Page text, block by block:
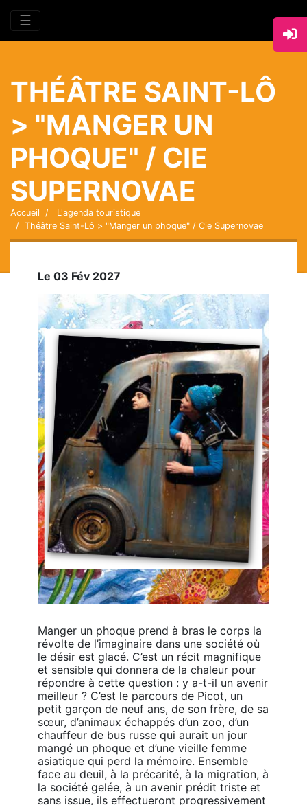
☰
THÉÂTRE SAINT-LÔ
> "MANGER UN
PHOQUE" / CIE
SUPERNOVAE
Accueil
L'agenda touristique
Théâtre Saint-Lô > "Manger un phoque" / Cie Supernovae
Le 03 Fév 2027
Manger un phoque prend à bras le corps la
révolte de l’imaginaire dans une société où
le désir est glacé. C’est un récit magnifique
et sensible qui donnera de la chaleur pour
répondre à cette question : y a-t-il un avenir
meilleur ? C’est le parcours de Picot, un
petit garçon de neuf ans, de son frère, de sa
sœur, d’animaux échappés d’un zoo, d’un
chauffeur de bus russe qui aurait un jour
mangé un phoque et d’une vieille femme
asiatique qui perd la mémoire. Ensemble
face au deuil, à la précarité, à la migration, à
la société gelée, à un avenir prédit triste et
sans issue, ils effectueront progressivement